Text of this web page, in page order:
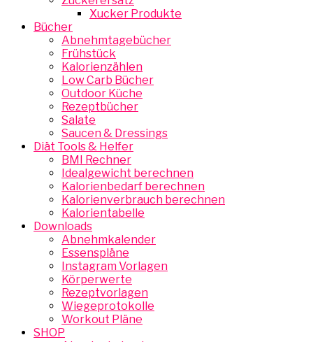
Xucker Produkte
Bücher
Abnehmtagebücher
Frühstück
Kalorienzählen
Low Carb Bücher
Outdoor Küche
Rezeptbücher
Salate
Saucen & Dressings
Diät Tools & Helfer
BMI Rechner
Idealgewicht berechnen
Kalorienbedarf berechnen
Kalorienverbrauch berechnen
Kalorientabelle
Downloads
Abnehmkalender
Essenspläne
Instagram Vorlagen
Körperwerte
Rezeptvorlagen
Wiegeprotokolle
Workout Pläne
SHOP